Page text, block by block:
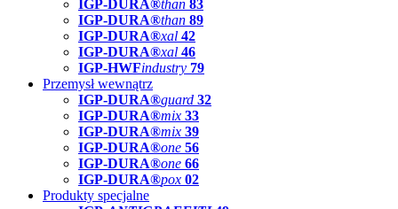
IGP-DURA®than 83
IGP-DURA®than 89
IGP-DURA®xal 42
IGP-DURA®xal 46
IGP-HWFindustry 79
Przemysł wewnątrz
IGP-DURA®guard 32
IGP-DURA®mix 33
IGP-DURA®mix 39
IGP-DURA®one 56
IGP-DURA®one 66
IGP-DURA®pox 02
Produkty specjalne